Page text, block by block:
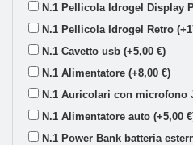
N.1 Pellicola Idrogel Display
N.1 Pellicola Idrogel Retro
N.1 Cavetto usb (+5,00 €)
N.1 Alimentatore (+8,00 €)
N.1 Auricolari con microfono
N.1 Alimentatore auto (+5,00
N.1 Power Bank batteria